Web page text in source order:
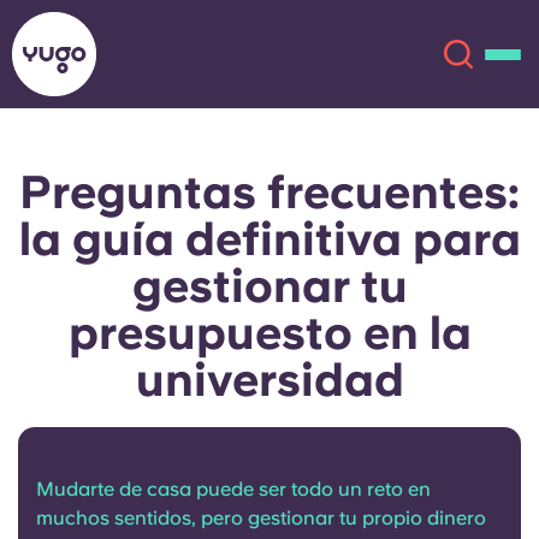
Acerca de
Ubicaciones
Más
Cuenta Idioma
English (GB)
English (US)
Català Deutsch
Portuguese
Preguntas frecuentes:
la guía definitiva para
gestionar tu
presupuesto en la
universidad
Mudarte de casa puede ser todo un reto en
muchos sentidos, pero gestionar tu propio dinero